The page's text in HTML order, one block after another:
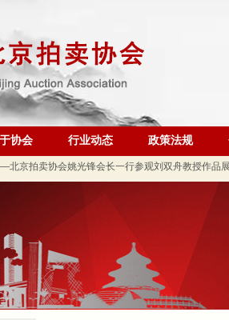
协会 行业动态 政策法规
生产工作的通知
——联合党委第六联合党支部走访北京市国际技术
业 拍卖企业（第二批）名单的公告
业发展——联合党委组织开展“七一”主题党日活动
北京拍卖协会流动党支部与第六流动联合党支部
防线——北京拍卖协会参加全市商务领域“安全生产
京拍卖协会姚光锋会长一行参观刘双舟教授作品
发展——北拍协第五届第四次监事会顺利召开
共促高质量发展——北京拍卖协会召开第五届第六次
会张颖秘书长参训 助力拍卖交易高质量发展
——联合党委委员、第六联合支部书记姚光锋参加
拍卖到访北拍协